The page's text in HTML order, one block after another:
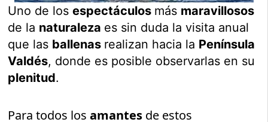
Uno de losespectáculos más maravillosos
de la naturaleza es sin duda la visita anual
que las ballenas realizan hacia la Península
Valdés, donde es posible observarlas en su
plenitud.
Para todos losamantes de estos